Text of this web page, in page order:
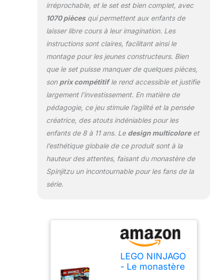
ou réimaginez
l'action classique
de l'émission téléée
NINJAGO Masters
autocollants
muraux historiques
de Ninjago.
irréprochable, et le set est bien complet, avec
1070 piècesqui permettent aux enfants de
laisser libre cours à leur imagination. Les
instructions sont claires, facilitant ainsi le
montage pour les jeunes constructeurs. Bien
que le set puisse manquer de quelques pièces,
son prix compétitifle rend accessible et justifie
largement l’investissement. En matière de
pédagogie, ce jeu stimule l’agilité et la pensée
créatrice, des atouts indéniables pour les
enfants de 8 à 11 ans. Le design multicoloreet
l’esthétique globale de ce produit sont à la
hauteur des attentes, faisant du monastère de
Spinjitzu un incontournable pour les fans de la
série.
LEGO NINJAGO
- Le monastère